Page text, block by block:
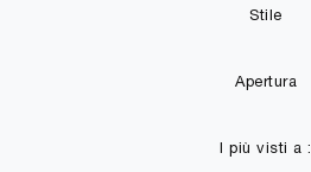
Stile
Apertura
I più visti a :